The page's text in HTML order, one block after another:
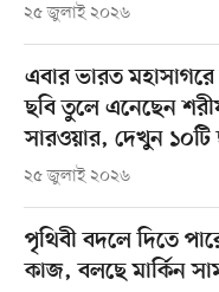
২৫ জুলাই ২০২৬
এবার ভারত
ছবি তুলে এনেছেন
সারওয়ার, দেখুন ১০টি
২৫ জুলাই ২০২৬
পৃথিবী বদলে দিতে
কাজ, বলছে মার্কিন